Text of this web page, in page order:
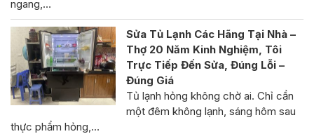
ngang,…
Sửa Tủ Lạnh Các Hãng Tại Nhà –
Thợ 20 Năm Kinh Nghiệm, Tôi
Trực Tiếp Đến Sửa, Đúng Lỗi –
Đúng Giá
Tủ lạnh hỏng không chờ ai. Chỉ cần
một đêm không lạnh, sáng hôm sau
thực phẩm hỏng,…